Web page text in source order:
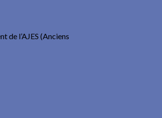
de l’AJES (Anciens